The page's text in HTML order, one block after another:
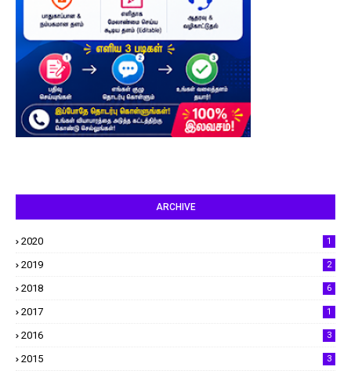
ARCHIVE
2020 1
2019 2
2018 6
2017 1
2016 3
2015 3